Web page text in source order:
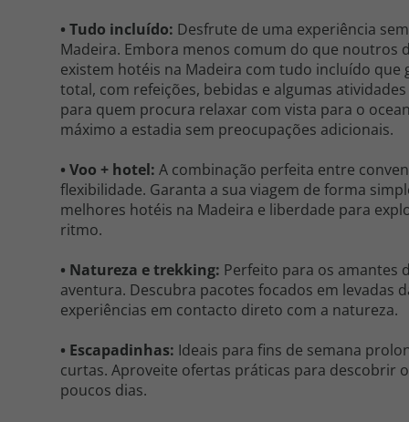
• Tudo incluído: Desfrute de uma experiência
Madeira. Embora menos comum do que noutros
existem hotéis na Madeira com tudo incluído
total, com refeições, bebidas e algumas
para quem procura relaxar com vista para o
máximo a estadia sem preocupações adicionais.
• Voo + hotel: A combinação perfeita entre
flexibilidade. Garanta a sua viagem de forma
melhores hotéis na Madeira e liberdade para
ritmo.
• Natureza e trekking: Perfeito para os amantes
aventura. Descubra pacotes focados em levadas
experiências em contacto direto com a natureza.
• Escapadinhas: Ideais para fins de semana
curtas. Aproveite ofertas práticas para descobrir
poucos dias.